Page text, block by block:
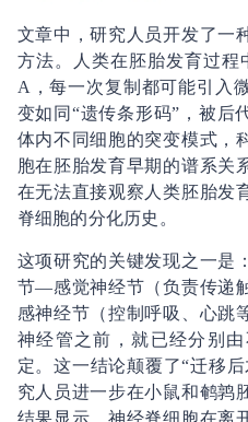
文章中，研究人员开发了一
方法。人类在胚胎发育过
A，每一次复制都可能引入
变如同“遗传条形码”，被后
体内不同细胞的突变模式，
胞在胚胎发育早期的谱系关
在无法直接观察人类胚胎发
脊细胞的分化历史。
这项研究的关键发现之一是
节—感觉神经节（负责传递
感神经节（控制呼吸、心跳
神经管之前，就已经分别
定。这一结论颠覆了“迁移
究人员进一步在小鼠和鹌鹑
结果显示，神经脊细胞在离